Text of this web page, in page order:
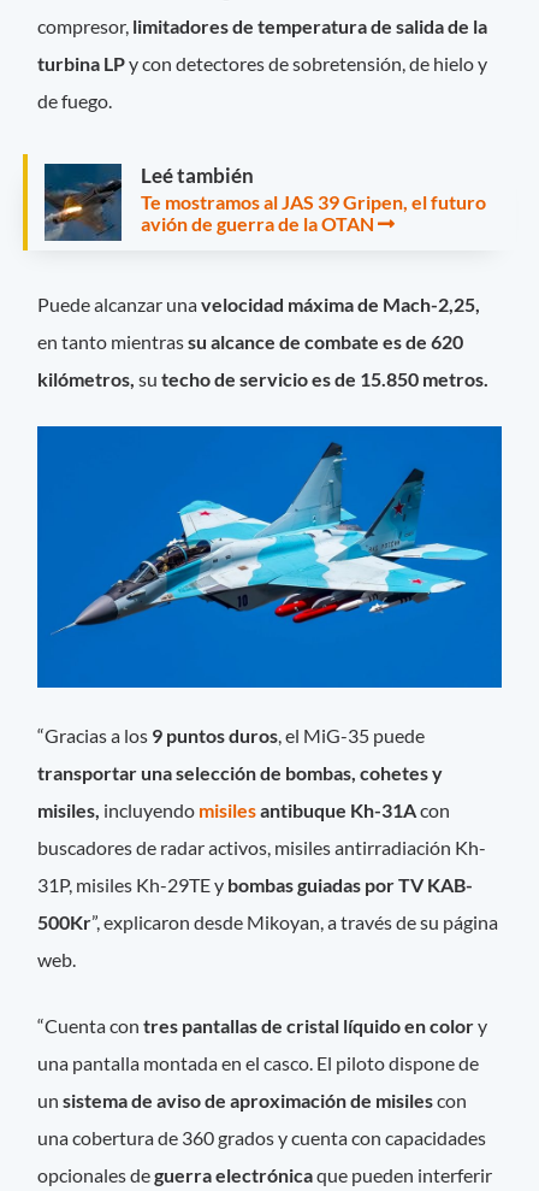
compresor, limitadores de temperatura de salida de la
turbina LPy con detectores de sobretensión, de hielo y
de fuego.
Leé también
Te mostramos al JAS 39 Gripen, el futuro
avión de guerra de la OTAN
Puede alcanzar unavelocidad máxima de Mach-2,25,
en tanto mientrassu alcance de combate es de 620
kilómetros,sutecho de servicio es de 15.850 metros.
“Gracias a los 9 puntos duros, el MiG-35 puede
transportar una selección de bombas, cohetes y
misiles, incluyendo misilesantibuque Kh-31Acon
buscadores de radar activos, misiles antirradiación Kh-
31P, misiles Kh-29TE y bombas guiadas por TV KAB-
500Kr”, explicaron desde Mikoyan, a través de su página
web.
“Cuenta contres pantallas de cristal líquido en colory
una pantalla montada en el casco. El piloto dispone de
unsistema de aviso de aproximación de misilescon
una cobertura de 360 grados y cuenta con capacidades
opcionales deguerra electrónicaque pueden interferir